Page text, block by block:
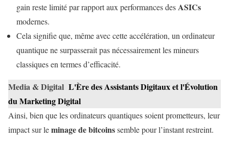
gain reste limité par rapport aux performances desASICs
modernes.
Cela signifie que, même avec cette accélération, un ordinateur
quantique ne surpasserait pas nécessairement les mineurs
classiques en termes d’efficacité.
Media & Digital L'Ère des Assistants Digitaux et l'Évolution
du Marketing Digital
Ainsi, bien que les ordinateurs quantiques soient prometteurs, leur
impact sur leminage de bitcoinssemble pour l’instant restreint.